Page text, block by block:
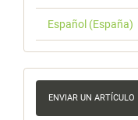
Español (España)
Enviar
unENVIAR UN ARTÍCULO